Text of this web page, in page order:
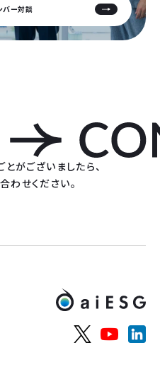
バー対談
がございましたら、
わせください。